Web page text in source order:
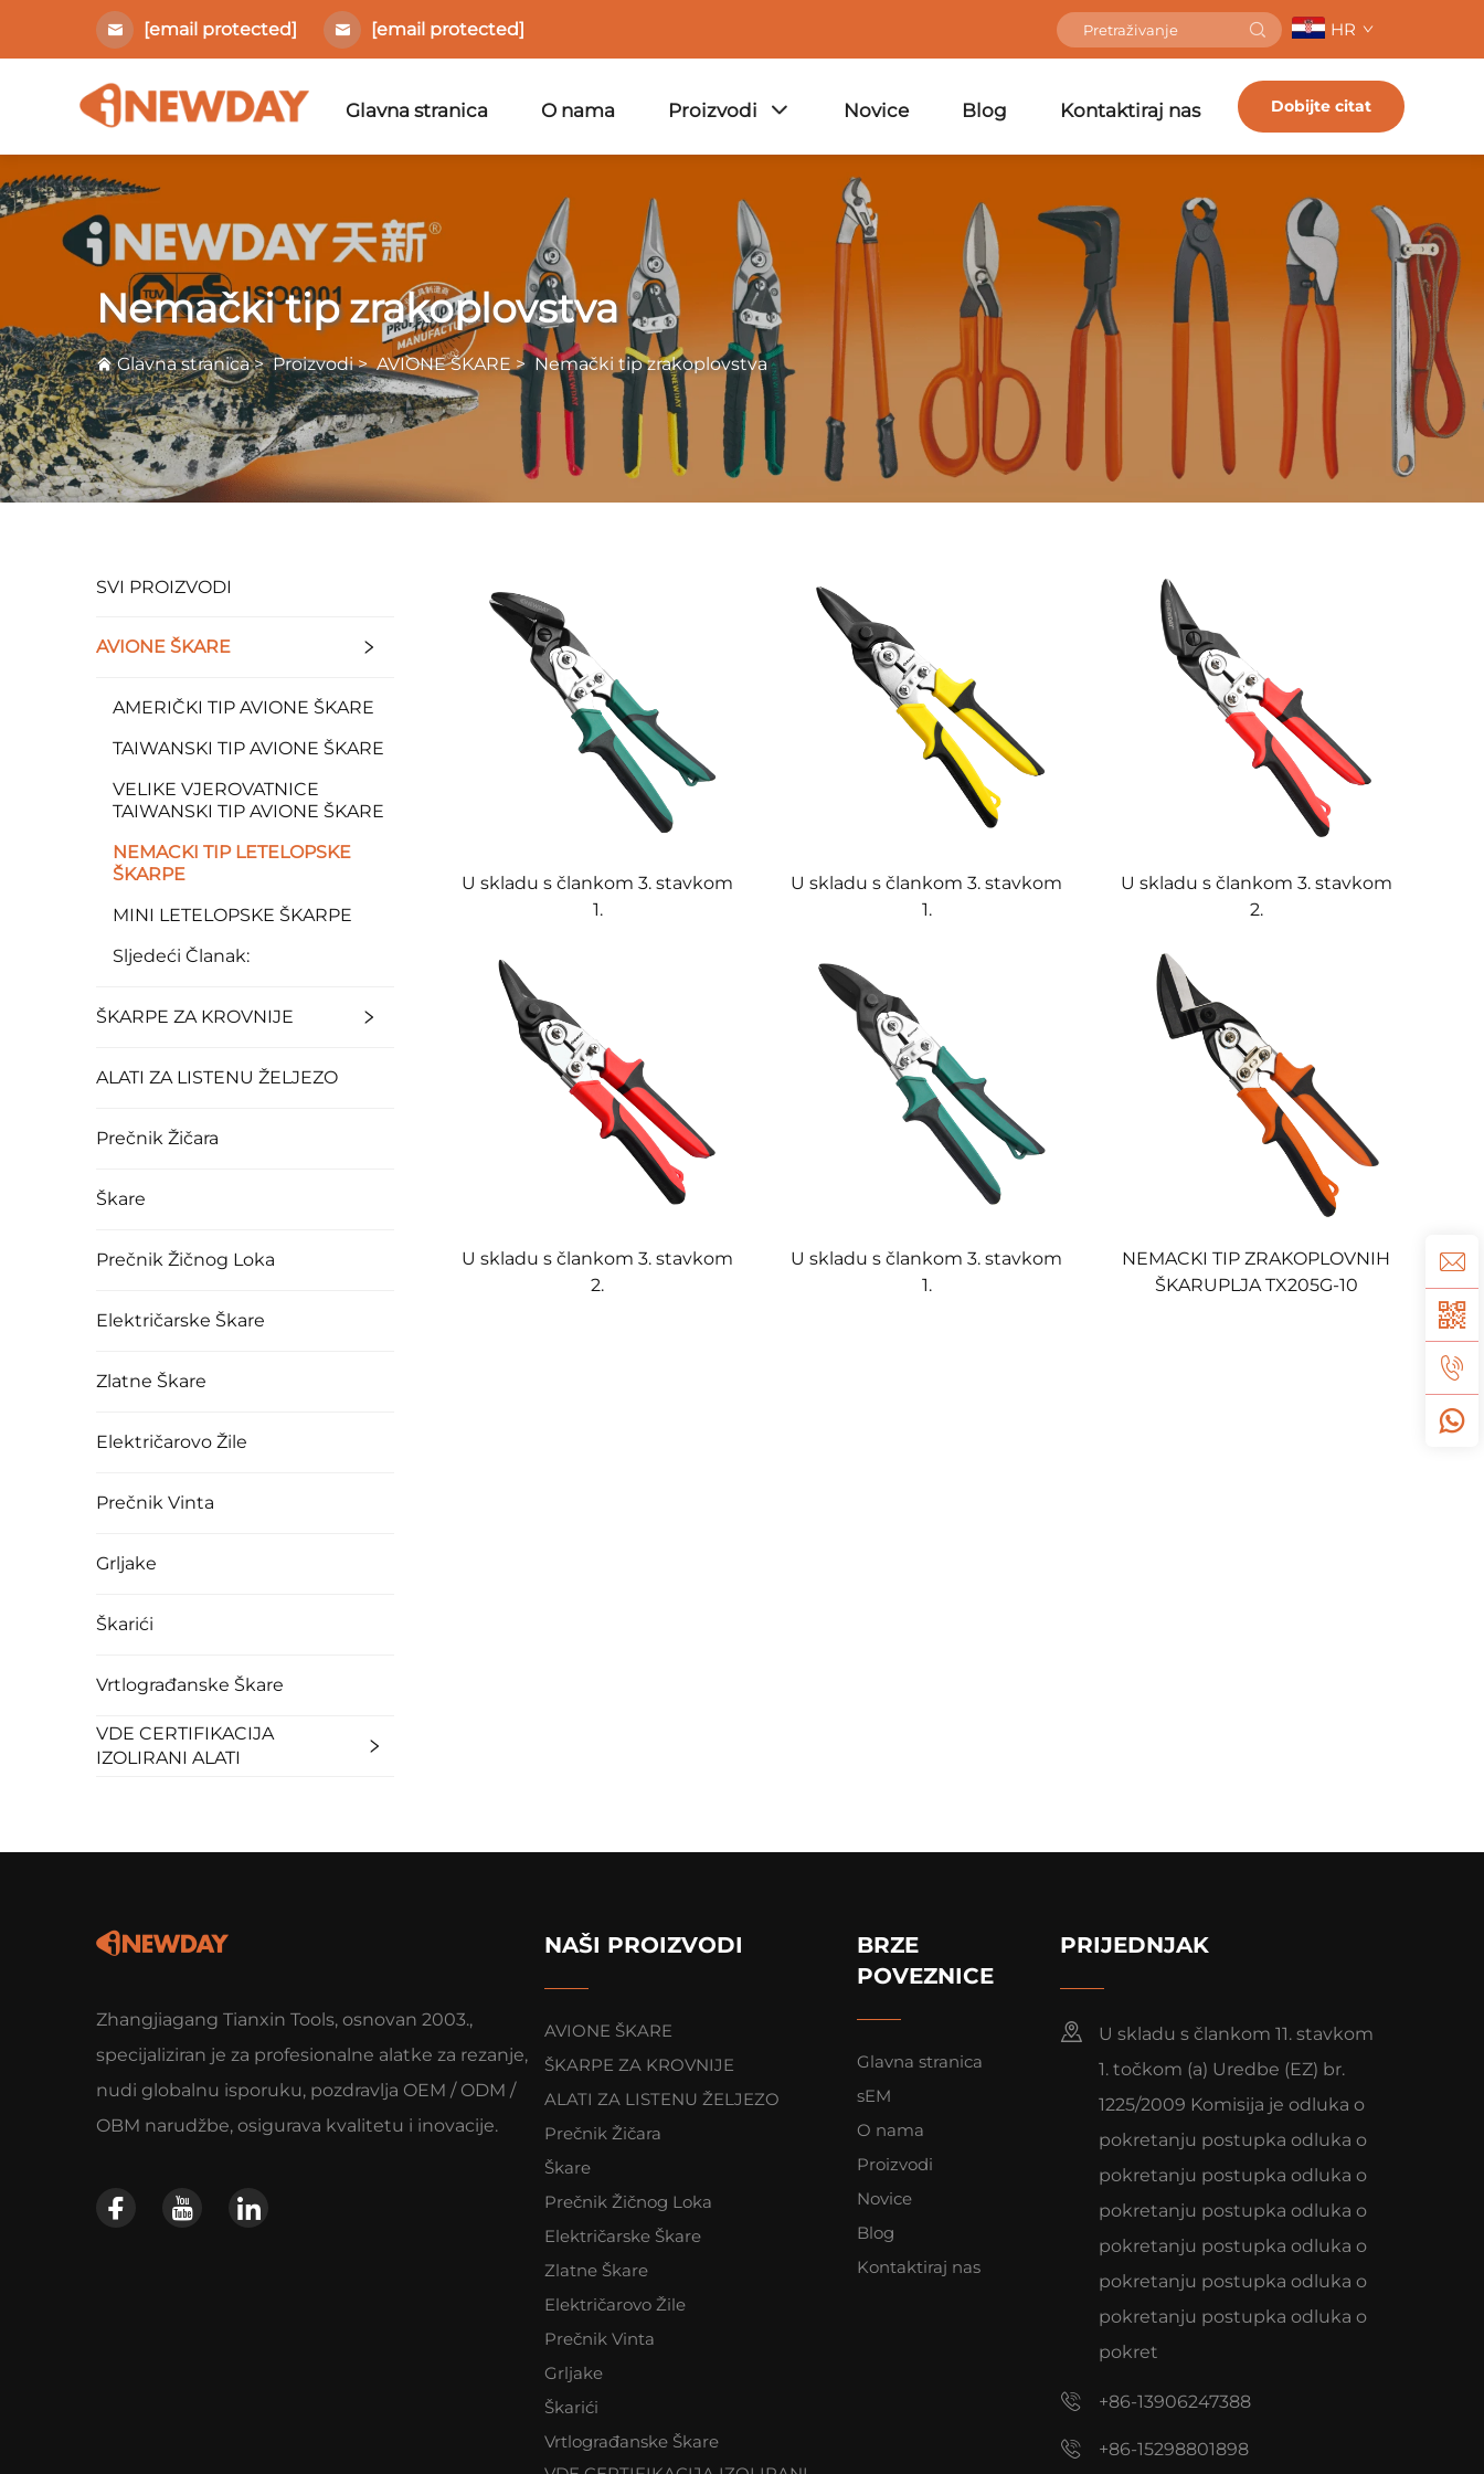
[email protected] [email protected] HR
Glavna stranica O nama Proizvodi Novice Blog Kontaktiraj nas Dobijte citat
Nemački tip zrakoplovstva
Glavna stranica>Proizvodi>AVIONE ŠKARE>Nemački tip zrakoplovstva
SVI PROIZVODI
AVIONE ŠKARE
AMERIČKI TIP AVIONE ŠKARE
TAIWANSKI TIP AVIONE ŠKARE
VELIKE VJEROVATNICE
TAIWANSKI TIP AVIONE ŠKARE
NEMACKI TIP LETELOPSKE
ŠKARPE
MINI LETELOPSKE ŠKARPE
Sljedeći Članak:
ŠKARPE ZA KROVNIJE
ALATI ZA LISTENU ŽELJEZO
Prečnik Žičara
Škare
Prečnik Žičnog Loka
Električarske Škare
Zlatne Škare
Električarovo Žile
Prečnik Vinta
Grljake
Škarići
Vrtlograđanske Škare
VDE CERTIFIKACIJA
IZOLIRANI ALATI
U skladu s člankom 3. stavkom
1.
U skladu s člankom 3. stavkom
1.
U skladu s člankom 3. stavkom
2.
U skladu s člankom 3. stavkom
2.
U skladu s člankom 3. stavkom
1.
NEMACKI TIP ZRAKOPLOVNIH
ŠKARUPLJA TX205G-10
Zhangjiagang Tianxin Tools, osnovan 2003.,
specijaliziran je za profesionalne alatke za rezanje,
nudi globalnu isporuku, pozdravlja OEM / ODM /
OBM narudžbe, osigurava kvalitetu i inovacije.
NAŠI PROIZVODI
AVIONE ŠKARE
ŠKARPE ZA KROVNIJE
ALATI ZA LISTENU ŽELJEZO
Prečnik Žičara
Škare
Prečnik Žičnog Loka
Električarske Škare
Zlatne Škare
Električarovo Žile
Prečnik Vinta
Grljake
Škarići
Vrtlograđanske Škare
BRZE
POVEZNICE
Glavna stranica
sEM
O nama
Proizvodi
Novice
Blog
Kontaktiraj nas
PRIJEDNJAK
U skladu s člankom 11. stavkom
1. točkom (a) Uredbe (EZ) br.
1225/2009 Komisija je odluka o
pokretanju postupka odluka o
pokretanju postupka odluka o
pokretanju postupka odluka o
pokretanju postupka odluka o
pokretanju postupka odluka o
pokretanju postupka odluka o
pokret
+86-13906247388
+86-15298801898